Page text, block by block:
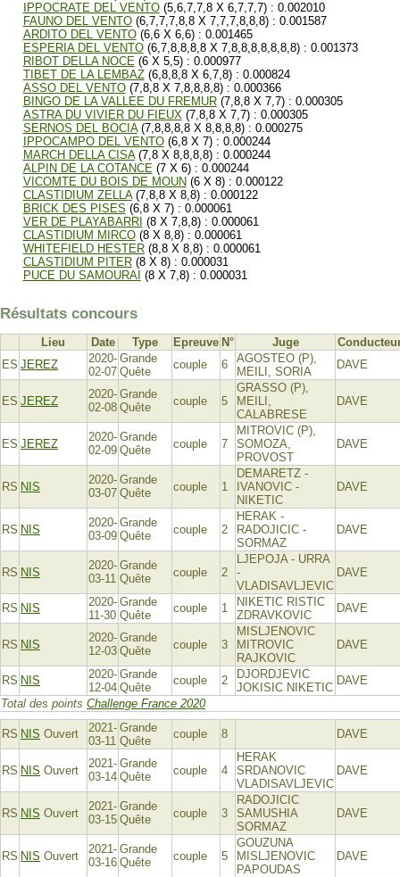
IPPOCRATE DEL VENTO(5,6,7,7,8 X 6,7,7,7) : 0.002010
FAUNO DEL VENTO(6,7,7,7,8,8 X 7,7,7,8,8,8) : 0.001587
ARDITO DEL VENTO(6,6 X 6,6) : 0.001465
ESPERIA DEL VENTO(6,7,8,8,8,8 X 7,8,8,8,8,8,8,8) : 0.001373
RIBOT DELLA NOCE (6 X 5,5) : 0.000977
TIBET DE LA LEMBAZ(6,8,8,8 X 6,7,8) : 0.000824
ASSO DEL VENTO(7,8,8 X 7,8,8,8,8) : 0.000366
BINGO DE LA VALLEE DU FREMUR(7,8,8 X 7,7) : 0.000305
ASTRA DU VIVIER DU FIEUX (7,8,8 X 7,7) : 0.000305
SERNOS DEL BOCIA(7,8,8,8,8 X 8,8,8,8) : 0.000275
IPPOCAMPO DEL VENTO(6,8 X 7) : 0.000244
MARCH DELLA CISA(7,8 X 8,8,8,8) : 0.000244
ALPIN DE LA COTANCE (7 X 6) : 0.000244
VICOMTE DU BOIS DE MOUN (6 X 8) : 0.000122
CLASTIDIUM ZELLA(7,8,8 X 8,8) : 0.000122
BRICK DES PISES (6,8 X 7) : 0.000061
VER DE PLAYABARRI (8 X 7,8,8) : 0.000061
CLASTIDIUM MIRCO(8 X 8,8) : 0.000061
WHITEFIELD HESTER(8,8 X 8,8) : 0.000061
CLASTIDIUM PITER(8 X 8) : 0.000031
PUCE DU SAMOURAI (8 X 7,8) : 0.000031
Résultats concours
Lieu Date Type Epreuve N° Juge
ES JEREZ
2020-
02-07
Grande
Quête
couple 6
AGOSTEO (P),
MEILI, SORIA
DAVE
ES JEREZ
2020-
02-08
Grande
Quête
couple 5
GRASSO (P),
MEILI,
CALABRESE
DAVE
ES JEREZ
2020-
02-09
Grande
Quête
couple 7
MITROVIC (P),
SOMOZA,
PROVOST
DAVE
RS NIS
2020-
03-07
Grande
Quête
couple 1
DEMARETZ -
IVANOVIC -
NIKETIC
DAVE
RS NIS
2020-
03-09
Grande
Quête
couple 2
HERAK -
RADOJICIC -
SORMAZ
DAVE
RS NIS
2020-
03-11
Grande
Quête
couple 2
LJEPOJA - URRA
-
VLADISAVLJEVIC
DAVE
RS NIS
2020-
11-30
Grande
Quête
couple 1
NIKETIC RISTIC
ZDRAVKOVIC
DAVE
RS NIS
2020-
12-03
Grande
Quête
couple 3
MISLJENOVIC
MITROVIC
RAJKOVIC
DAVE
RS NIS
2020-
12-04
Grande
Quête
couple 2
DJORDJEVIC
JOKISIC NIKETIC
DAVE
Total des points Challenge France 2020
RS NIS Ouvert
2021-
03-11
Grande
Quête
couple 8 DAVE
RS NIS Ouvert
2021-
03-14
Grande
Quête
couple 4
HERAK
SRDANOVIC
VLADISAVLJEVIC
DAVE
RS NIS Ouvert
2021-
03-15
Grande
Quête
couple 3
RADOJICIC
SAMUSHIA
SORMAZ
DAVE
RS NIS Ouvert
2021-
03-16
Grande
Quête
couple 5
GOUZUNA
MISLJENOVIC
PAPOUDAS
DAVE